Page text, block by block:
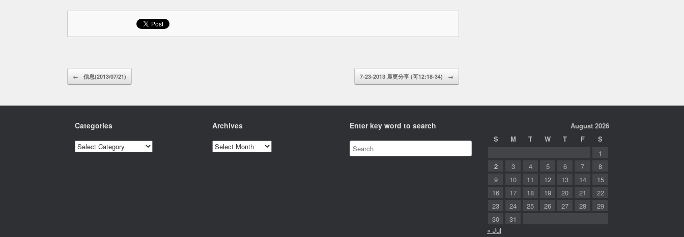
Post navigation
← 信息(2013/07/21) 7-23-2013 晨更分享 (可12:18-34) →
Categories
Categories
Archives
Archives
Enter key word to search
August 2026
S
M T W T F
S
1
2
3 4 5 6 7
8
9
10 11 12 13 14
15
16
17 18 19 20 21
22
23
24 25 26 27 28
29
30
31
« Jul